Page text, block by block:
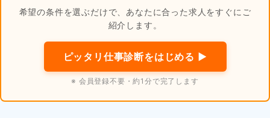
希望の条件を選ぶだけで、あなたに合った求人をすぐにご
紹介します。
ピッタリ仕事診断をはじめる ▶
※ 会員登録不要・約1分で完了します